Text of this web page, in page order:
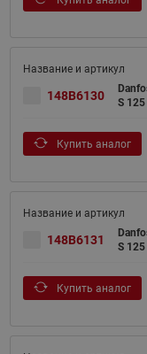
148B6130
S 125
Купить аналог
148B6131
S 125
Купить аналог